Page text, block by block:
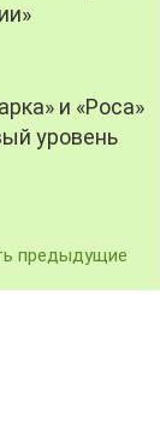
и «Роса»
уровень
предыдущие